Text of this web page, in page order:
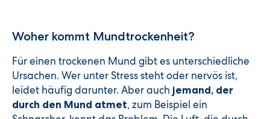
Woher kommt Mundtrockenheit?
Für einen trockenen Mund gibt es unterschiedliche
Ursachen. Wer unter Stress steht oder nervös ist,
leidet häufig darunter. Aber auch jemand, der
durch den Mund atmet, zum Beispiel ein